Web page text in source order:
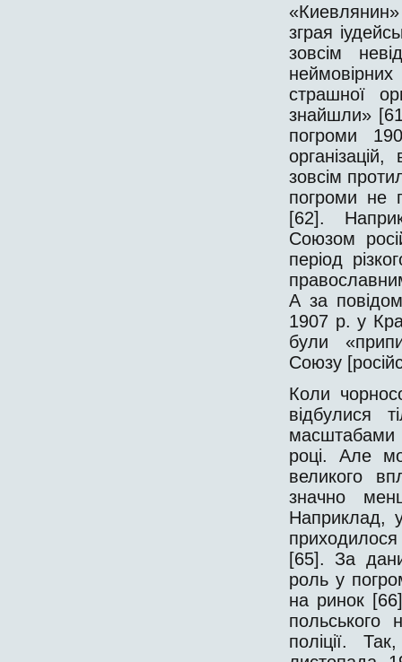
зграя
зовсім
страшної
знайшли»
погроми
зовсім
погроми не
[62].
Союзом
період
А за
1907 р. у
були
Союзу
Коли
відбулися
масштабами
році. Але
великого
значно
Наприклад,
приходилося
[65]. За
роль у
на ринок
польського
поліції.